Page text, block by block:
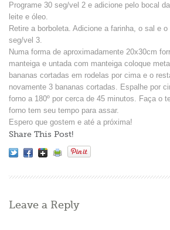
Programe 30 seg/vel 2 e adicione pelo bocal
leite e óleo.
Retire a borboleta. Adicione a farinha, o sal e
seg/vel 3.
Numa forma de aproximadamente 20x30cm
manteiga e untada com manteiga coloque
bananas cortadas em rodelas por cima e o
novamente 3 bananas cortadas. Espalhe por
forno a 180º por cerca de 45 minutos. Faça o
forno tem seu tempo para assar.
Espero que gostem e até a próxima!
Share This Post!
Leave a Reply